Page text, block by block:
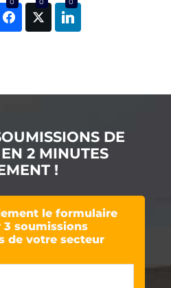
0 0 0
DE
2 MINUTES
!
le formulaire
soumissions
de votre secteur